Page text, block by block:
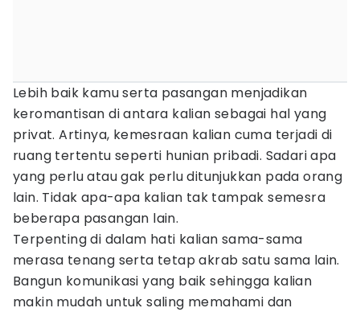
Lebih baik kamu serta pasangan menjadikan
keromantisan di antara kalian sebagai hal yang
privat. Artinya, kemesraan kalian cuma terjadi di
ruang tertentu seperti hunian pribadi. Sadari apa
yang perlu atau gak perlu ditunjukkan pada orang
lain. Tidak apa-apa kalian tak tampak semesra
beberapa pasangan lain.
Terpenting di dalam hati kalian sama-sama
merasa tenang serta tetap akrab satu sama lain.
Bangun komunikasi yang baik sehingga kalian
makin mudah untuk saling memahami dan